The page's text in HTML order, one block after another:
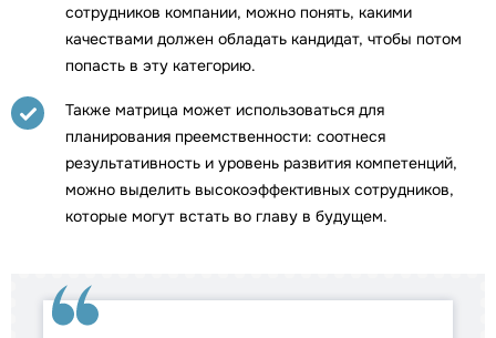
сотрудников компании, можно понять, какими
качествами должен обладать кандидат, чтобы потом
попасть в эту категорию.
Также матрица может использоваться для
планирования преемственности: соотнеся
результативность и уровень развития компетенций,
можно выделить высокоэффективных сотрудников,
которые могут встать во главу в будущем.